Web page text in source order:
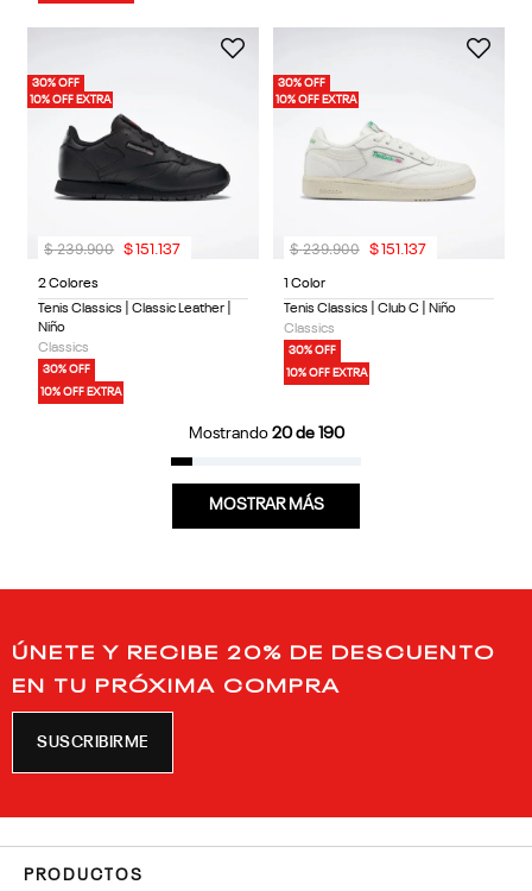
30% OFF
10% OFF EXTRA
2 Colores
Tenis Classics | Classic Leather |
Niño
Classics
30% OFF
10% OFF EXTRA
$ 239.900 $151 .137
30% OFF
10% OFF EXTRA
1 Color
Tenis Classics | Club C | Niño
Classics
30% OFF
10% OFF EXTRA
$ 239.900 $151 .137
Mostrando 20 de 190
MOSTRAR MÁS
ÚNETE Y RECIBE 20% DE DESCUENTO
EN TU PRÓXIMA COMPRA
SUSCRIBIRME
PRODUCTOS